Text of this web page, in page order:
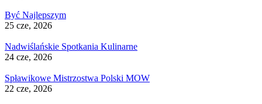
Być Najlepszym
25 cze, 2026
Nadwiślańskie Spotkania Kulinarne
24 cze, 2026
Spławikowe Mistrzostwa Polski MOW
22 cze, 2026